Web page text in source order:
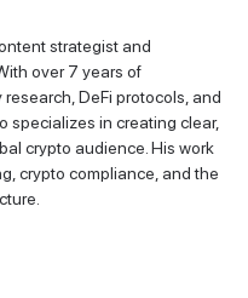
strategist and
over 7 years of
DeFi protocols, and
specializes in creating clear,
crypto audience. His work
crypto compliance, and the